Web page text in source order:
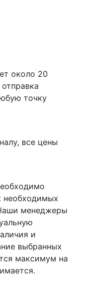
около 20
точку
все цены
необходимых
менеджеры
и
выбранных
максимум на